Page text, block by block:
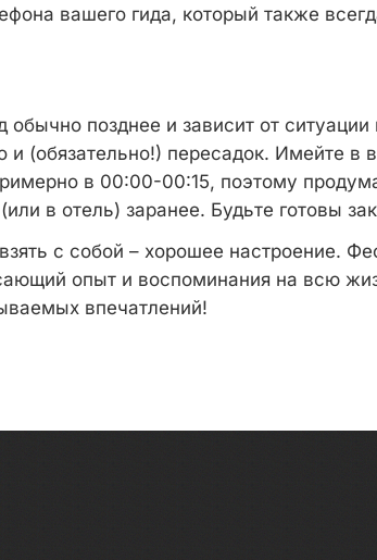
вашего гида, который также
обычно позднее и зависит от
и (обязательно!) пересадок. Имейте в
в 00:00-00:15, поэтому
в отель) заранее. Будьте готовы
с собой – хорошее настроение.
опыт и воспоминания на всю
впечатлений!